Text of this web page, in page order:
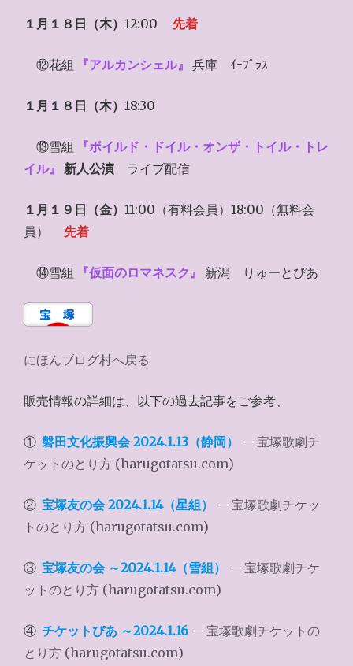
１月１８日（木） 12:00 先着
⑫花組 『アルカンシェル』 兵庫 ｲｰﾌﾟﾗｽ
１月１８日（木） 18:30
⑬雪組
『ボイルド・ドイル・オンザ・トイル・トレ
イル』
新人公演 ライブ配信
１月１９日（金） 11:00（有料会員）18:00（無料会
員）
先着
⑭雪組 『仮面のロマネスク』 新潟 りゅーとぴあ
にほんブログ村へ戻る
販売情報の詳細は、以下の過去記事をご参考、
① 磐田文化振興会 2024.1.13（静岡）
– 宝塚歌劇チ
ケットのとり方 (harugotatsu.com)
② 宝塚友の会 2024.1.14（星組）
– 宝塚歌劇チケッ
トのとり方 (harugotatsu.com)
③ 宝塚友の会 ～2024.1.14（雪組）
– 宝塚歌劇チケ
ットのとり方 (harugotatsu.com)
④ チケットぴあ ～2024.1.16 – 宝塚歌劇チケットの
とり方 (harugotatsu.com)